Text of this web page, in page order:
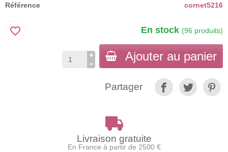
Référence cornet5216
En stock (96 produits)
Ajouter au panier
favorite_border
Partager
Livraison gratuite
En France à partir de 2500 €